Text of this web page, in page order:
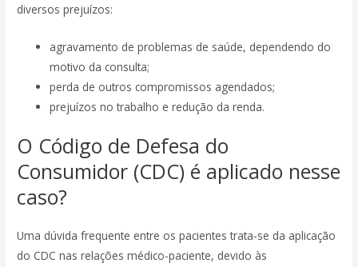
diversos prejuízos:
agravamento de problemas de saúde, dependendo do
motivo da consulta;
perda de outros compromissos agendados;
prejuízos no trabalho e redução da renda.
O Código de Defesa do
Consumidor (CDC) é aplicado nesse
caso?
Uma dúvida frequente entre os pacientes trata-se da aplicação
do CDC nas relações médico-paciente, devido às